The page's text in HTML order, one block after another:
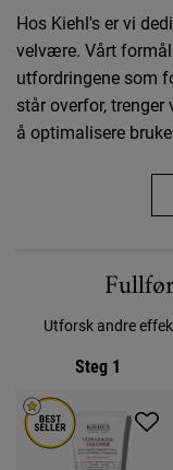
Hos Kiehl's er vi
velvære. Vårt formål
utfordringene som
står overfor, trenger
å optimalisere
Utforsk andre
Steg 1